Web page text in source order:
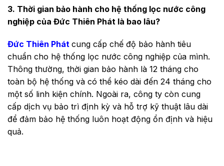
3. Thời gian bảo hành cho hệ thống lọc nước công
nghiệp của Đức Thiên Phát là bao lâu?
Đức Thiên Phát cung cấp chế độ bảo hành tiêu
chuẩn cho hệ thống lọc nước công nghiệp của mình.
Thông thường, thời gian bảo hành là 12 tháng cho
toàn bộ hệ thống và có thể kéo dài đến 24 tháng cho
một số linh kiện chính. Ngoài ra, công ty còn cung
cấp dịch vụ bảo trì định kỳ và hỗ trợ kỹ thuật lâu dài
để đảm bảo hệ thống luôn hoạt động ổn định và hiệu
quả.